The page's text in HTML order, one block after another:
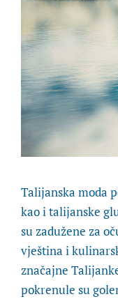
Talijanska moda
kao i talijanske
su zadužene za
vještina i
značajne
pokrenule su